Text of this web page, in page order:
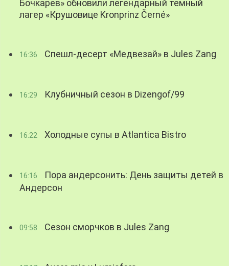
Бочкарев» обновили легендарный темный
лагер «Крушовице Kronprinz Černé»
16:36 Спешл-десерт «Медвезай» в Jules Zang
16:29 Клубничный сезон в Dizengof/99
16:22 Холодные супы в Atlantica Bistro
16:16
Пора андерсонить: День защиты детей в
Андерсон
09:58 Сезон сморчков в Jules Zang